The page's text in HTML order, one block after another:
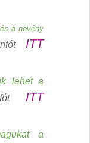
a növény
ITT
lehet a
ITT
a